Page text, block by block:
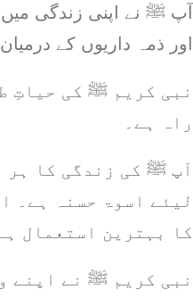
آپ ﷺ نے اپنی زندگی
اور ذمہ داریوں کے
نبی کریم ﷺ کی حیاتِ
راہ ہے۔
آپ ﷺ کی زندگی کا ہر
لیئے اسوۃ حسنہ ہے۔
کا بہترین استعمال
نبی کریم ﷺ نے اپنے